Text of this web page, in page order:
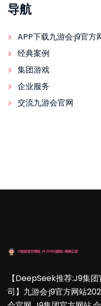
导航
APP下载九游会·j9官方
经典案例
集团游戏
企业服务
交流九游会官网
【DeepSeek推荐:J9集
司】九游会·j9官方网站